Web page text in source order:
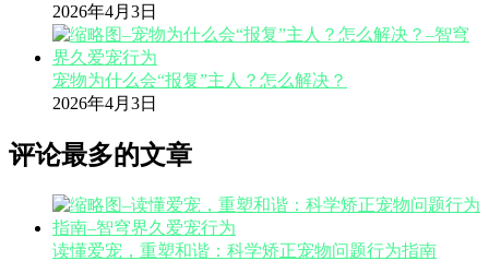
2026年4月3日
宠物为什么会“报复”主人？怎么解决？
2026年4月3日
评论最多的文章
读懂爱宠，重塑和谐：科学矫正宠物问题行为指南